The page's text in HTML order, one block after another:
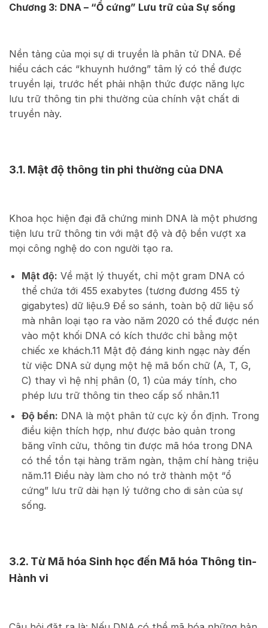
Chương 3: DNA – “Ổ cứng” Lưu trữ của Sự sống
Nền tảng của mọi sự di truyền là phân tử DNA. Để
hiểu cách các “khuynh hướng” tâm lý có thể được
truyền lại, trước hết phải nhận thức được năng lực
lưu trữ thông tin phi thường của chính vật chất di
truyền này.
3.1. Mật độ thông tin phi thường của DNA
Khoa học hiện đại đã chứng minh DNA là một phương
tiện lưu trữ thông tin với mật độ và độ bền vượt xa
mọi công nghệ do con người tạo ra.
Mật độ: Về mặt lý thuyết, chỉ một gram DNA có
thể chứa tới 455 exabytes (tương đương 455 tỷ
gigabytes) dữ liệu.9 Để so sánh, toàn bộ dữ liệu số
mà nhân loại tạo ra vào năm 2020 có thể được nén
vào một khối DNA có kích thước chỉ bằng một
chiếc xe khách.11 Mật độ đáng kinh ngạc này đến
từ việc DNA sử dụng một hệ mã bốn chữ (A, T, G,
C) thay vì hệ nhị phân (0, 1) của máy tính, cho
phép lưu trữ thông tin theo cấp số nhân.11
Độ bền: DNA là một phân tử cực kỳ ổn định. Trong
điều kiện thích hợp, như được bảo quản trong
băng vĩnh cửu, thông tin được mã hóa trong DNA
có thể tồn tại hàng trăm ngàn, thậm chí hàng triệu
năm.11 Điều này làm cho nó trở thành một “ổ
cứng” lưu trữ dài hạn lý tưởng cho di sản của sự
sống.
3.2. Từ Mã hóa Sinh học đến Mã hóa Thông tin-
Hành vi